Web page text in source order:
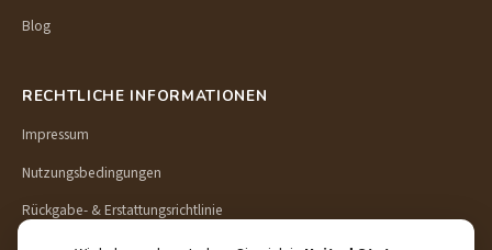
Blog
RECHTLICHE INFORMATIONEN
Impressum
Nutzungsbedingungen
Rückgabe- & Erstattungsrichtlinie